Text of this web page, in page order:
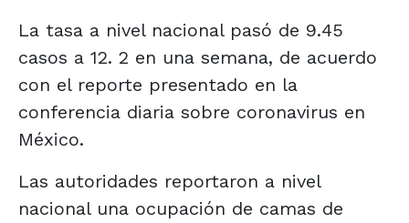
La tasa a nivel nacional pasó de 9.45
casos a 12. 2 en una semana, de acuerdo
con el reporte presentado en la
conferencia diaria sobre coronavirus en
México.
Las autoridades reportaron a nivel
nacional una ocupación de camas de